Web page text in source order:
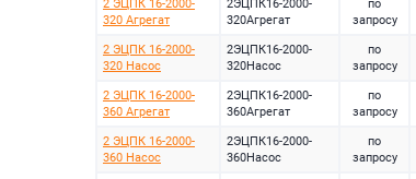
2 ЭЦПК 16-2000-
320 Агрегат
2ЭЦПК16-2000-
320Агрегат
по
запросу
2 ЭЦПК 16-2000-
320 Насос
2ЭЦПК16-2000-
320Насос
по
запросу
2 ЭЦПК 16-2000-
360 Агрегат
2ЭЦПК16-2000-
360Агрегат
по
запросу
2 ЭЦПК 16-2000-
360 Насос
2ЭЦПК16-2000-
360Насос
по
запросу